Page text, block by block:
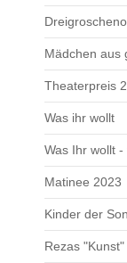
Mädchen aus
Theaterpreis
Was ihr wollt
Was Ihr wollt -
Matinee 2023
Kinder der
Rezas "Kunst"